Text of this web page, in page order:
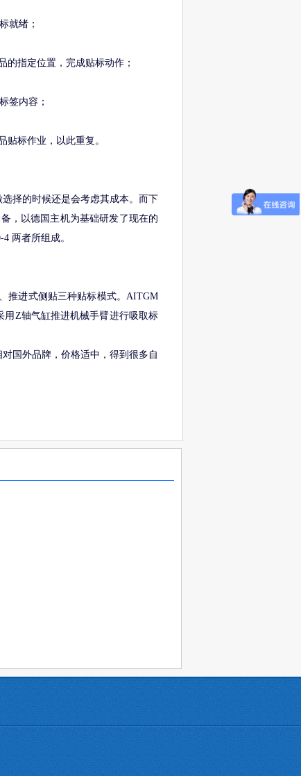
就绪；
的指定位置，完成贴标动作；
签内容；
贴标作业，以此重复。
择的时候还是会考虑其成本。而下
，以德国主机为基础研发了现在的
两者所组成。
推进式侧贴三种贴标模式。AITGM
用Z轴气缸推进机械手臂进行吸取标
国外品牌，价格适中，得到很多自